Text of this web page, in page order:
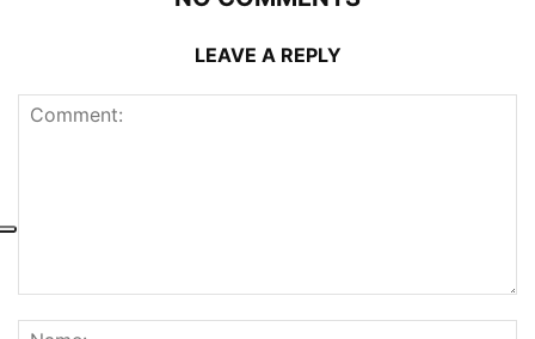
LEAVE A REPLY